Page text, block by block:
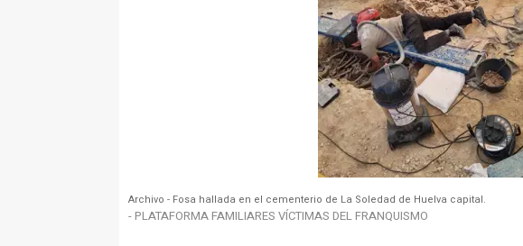
Archivo - Fosa hallada en el cementerio de La Soledad de Huelva capital.
- PLATAFORMA FAMILIARES VÍCTIMAS DEL FRANQUISMO